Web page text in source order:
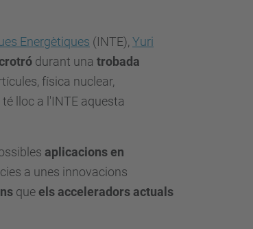
Energètiques (INTE), Yuri
durant una trobada
física nuclear,
lloc a l'INTE aquesta
aplicacions en
a unes innovacions
que els acceleradors actuals